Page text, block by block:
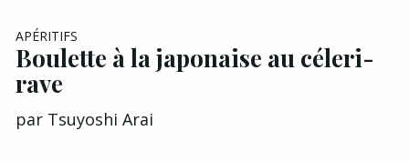
APÉRITIFS
Boulette à la japonaise au céleri-
rave
par Tsuyoshi Arai